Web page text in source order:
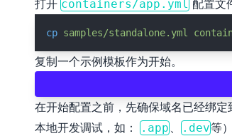
打开 containers/app.yml配置文
cp samples/standalone.yml
复制一个示例模板作为开始。
在开始配置之前，先确保域名已经绑
本地开发调试，如：
.app、 .dev等）